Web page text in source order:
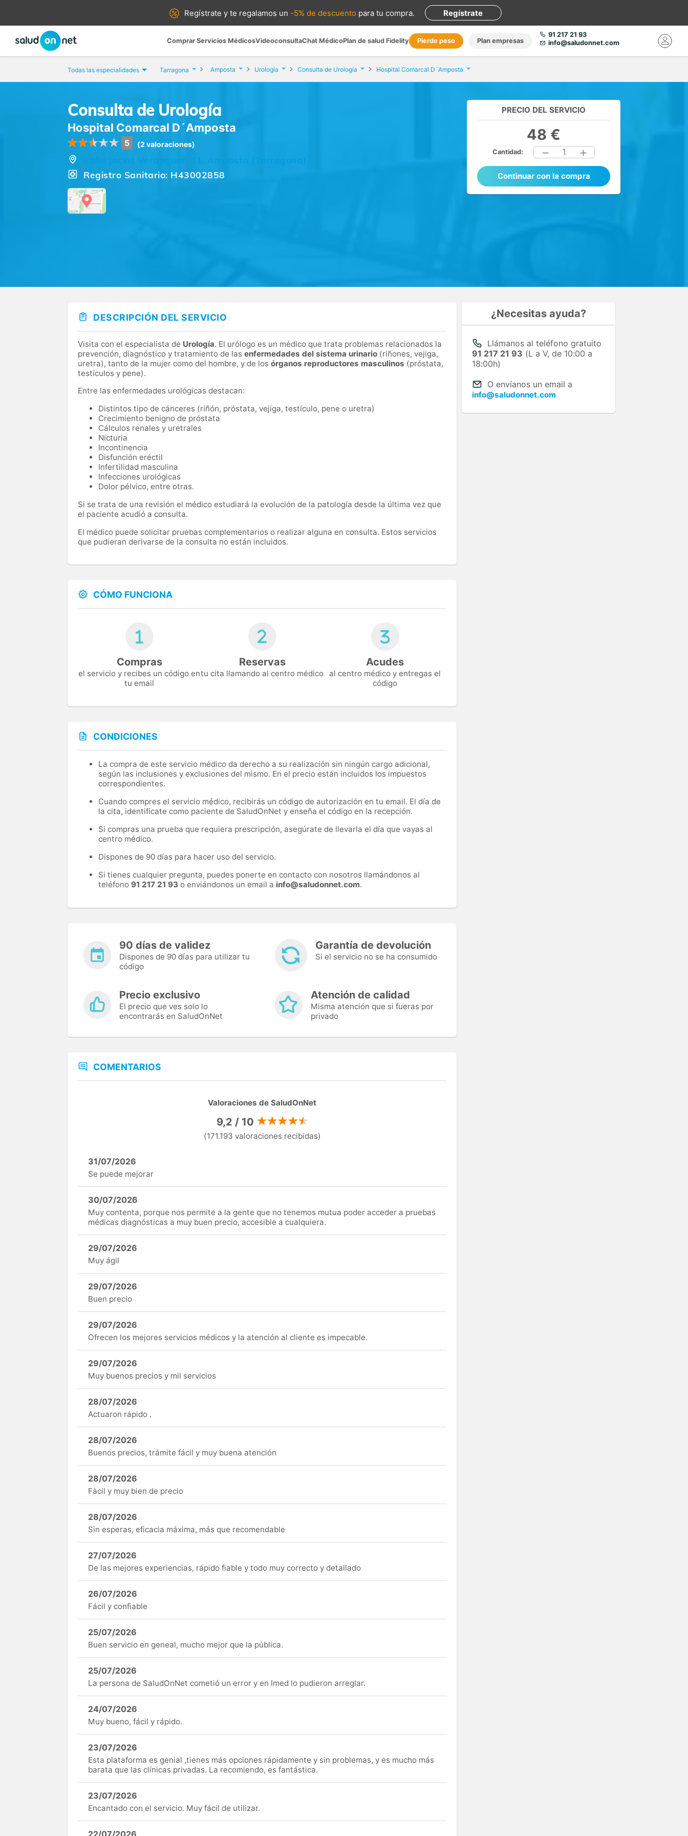
Regístrate yte regalamos un -5% de descuento para tu compra. Regístrate
Comprar Servicios MédicosVideoconsultaChat MédicoPlan de salud Fidelity Pierde peso Plan empresas
91 217 21 93
info@saludonnet.com
Todas las especialidades Tarragona Amposta Urología Consulta de Urología Hospital Comarcal D´Amposta
Consulta de Urología
Hospital Comarcal D´Amposta
5 (2 valoraciones)
Calle Jacint Verdaguer, 11, Amposta (Tarragona)
Registro Sanitario: H43002858
PRECIO DEL SERVICIO
48 €
Cantidad: 1
Continuar con la compra
DESCRIPCIÓN DEL SERVICIO
Visita con el especialista de Urología. El urólogo es un médico que trata problemas relacionados la
prevención, diagnóstico y tratamiento de las enfermedades del sistema urinario (riñones, vejiga,
uretra), tanto de la mujer como del hombre, y de los órganos reproductores masculinos (próstata,
testículos y pene).
Entre las enfermedades urológicas destacan:
Distintos tipo de cánceres (riñón, próstata, vejiga, testículo, pene o uretra)
Crecimiento benigno de próstata
Cálculos renales y uretrales
Nicturia
Incontinencia
Disfunción eréctil
Infertilidad masculina
Infecciones urológicas
Dolor pélvico, entre otras.
Si se trata de una revisión el médico estudiará la evolución de la patología desde la última vez que
el paciente acudió a consulta.
El médico puede solicitar pruebas complementarios o realizar alguna en consulta. Estos servicios
que pudieran derivarse de la consulta no están incluidos.
CÓMO FUNCIONA
Compras
el servicio y recibes un código en
tu email
Reservas
tu cita llamando al centro médico
Acudes
al centro médico y entregas el
código
CONDICIONES
La compra de este servicio médico da derecho a su realización sin ningún cargo adicional,
según las inclusiones y exclusiones del mismo. En el precio están incluidos los impuestos
correspondientes.
Cuando compres el servicio médico, recibirás un código de autorización en tu email. El día de
la cita, identifícate como paciente de SaludOnNet y enseña el código en la recepción.
Si compras una prueba que requiera prescripción, asegúrate de llevarla el día que vayas al
centro médico.
Dispones de 90 días para hacer uso del servicio.
Si tienes cualquier pregunta, puedes ponerte en contacto con nosotros llamándonos al
teléfono 91 217 21 93 o enviándonos un email a info@saludonnet.com.
90 días de validez
Dispones de 90 días para utilizar tu
código
Garantía de devolución
Si el servicio no se ha consumido
Precio exclusivo
El precio que ves solo lo
encontrarás en SaludOnNet
Atención de calidad
Misma atención que si fueras por
privado
COMENTARIOS
Valoraciones de SaludOnNet
9,2 / 10
(171.193 valoraciones recibidas)
31/07/2026
Se puede mejorar
30/07/2026
Muy contenta, porque nos permite a la gente que no tenemos mutua poder acceder a pruebas
médicas diagnósticas a muy buen precio, accesible a cualquiera.
29/07/2026
Muy ágil
29/07/2026
Buen precio
29/07/2026
Ofrecen los mejores servicios médicos y la atención al cliente es impecable.
29/07/2026
Muy buenos precios y mil servicios
28/07/2026
Actuaron rápido .
28/07/2026
Buenos precios, trámite fácil y muy buena atención
28/07/2026
Fàcil y muy bien de precio
28/07/2026
Sin esperas, eficacia máxima, más que recomendable
27/07/2026
De las mejores experiencias, rápido fiable y todo muy correcto y detallado
26/07/2026
Fácil y confiable
25/07/2026
Buen servicio en geneal, mucho mejor que la pública.
25/07/2026
La persona de SaludOnNet cometió un error y en Imed lo pudieron arreglar.
24/07/2026
Muy bueno, fácil y rápido.
23/07/2026
Esta plataforma es genial ,tienes más opciones rápidamente y sin problemas, y es mucho más
barata que las clínicas privadas. La recomiendo, es fantástica.
23/07/2026
Encantado con el servicio. Muy fácil de utilizar.
¿Necesitas ayuda?
Llámanos al teléfono gratuito
91 217 21 93 (L a V, de 10:00 a
18:00h)
O envíanos un email a
info@saludonnet.com